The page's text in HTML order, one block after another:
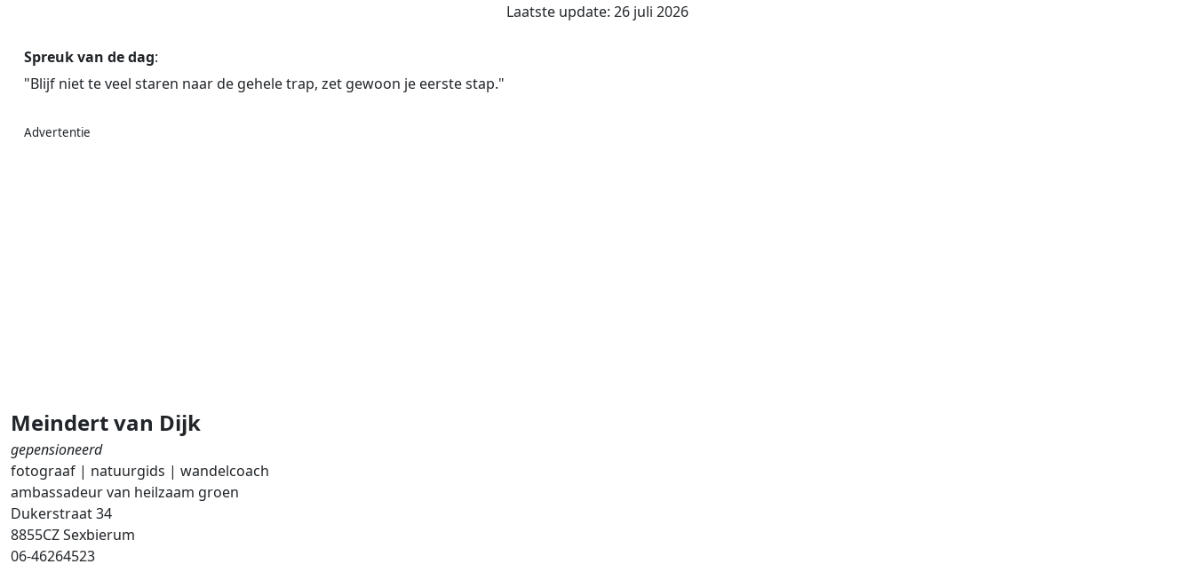
Laatste update: 26 juli 2026
Spreuk van de dag:
"Blijf niet te veel staren naar de gehele trap, zet gewoon je eerste stap."
Advertentie
Meindert van Dijk
gepensioneerd
fotograaf | natuurgids | wandelcoach
ambassadeur van heilzaam groen
Dukerstraat 34
8855CZ Sexbierum
06-46264523